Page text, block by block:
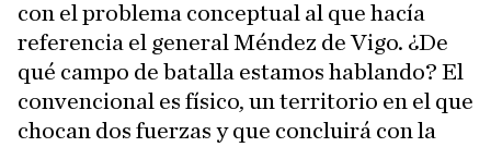
con el problema conceptual al que hacía
referencia el general Méndez de Vigo. ¿De
qué campo de batalla estamos hablando? El
convencional es físico, un territorio en el que
chocan dos fuerzas y que concluirá con la